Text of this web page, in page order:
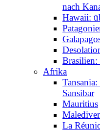
nach
Hawaii:
Brasilien:
Afrika
Sansibar
Mauritius
La